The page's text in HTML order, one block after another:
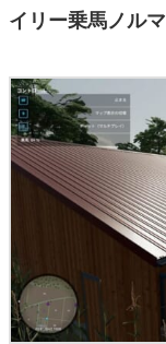
イリー乗馬ノルマ